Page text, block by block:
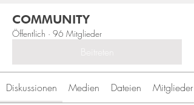
COMMUNITY
Öffentlich · 96 Mitglieder
Diskussionen Medien Dateien Mitglieder